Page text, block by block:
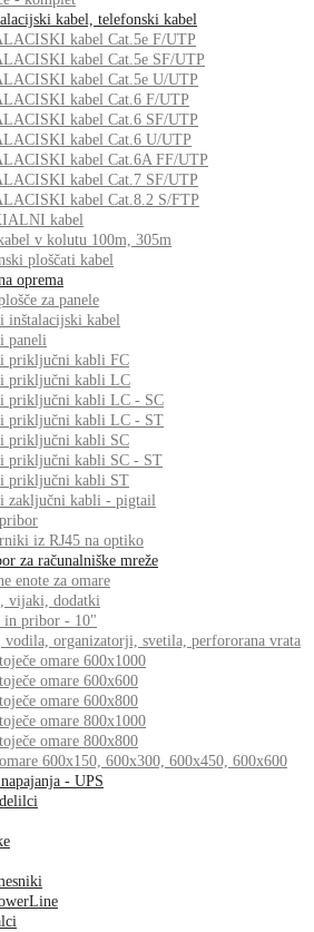
kabel, telefonski kabel
kabel Cat.5e F/UTP
kabel Cat.5e SF/UTP
kabel Cat.5e U/UTP
kabel Cat.6 F/UTP
kabel Cat.6 SF/UTP
kabel Cat.6 U/UTP
kabel Cat.6A FF/UTP
kabel Cat.7 SF/UTP
kabel Cat.8.2 S/FTP
kabel
v kolutu 100m, 305m
ploščati kabel
oprema
za panele
inštalacijski kabel
paneli
priključni kabli FC
priključni kabli LC
priključni kabli LC - SC
priključni kabli LC - ST
priključni kabli SC
priključni kabli SC - ST
priključni kabli ST
zaključni kabli - pigtail
iz RJ45 na optiko
za računalniške mreže
enote za omare
vijaki, dodatki
in pribor - 10"
vodila, organizatorji, svetila, perfororana vrata
omare 600x1000
omare 600x600
omare 600x800
omare 800x1000
omare 800x800
600x150, 600x300, 600x450, 600x600
- UPS